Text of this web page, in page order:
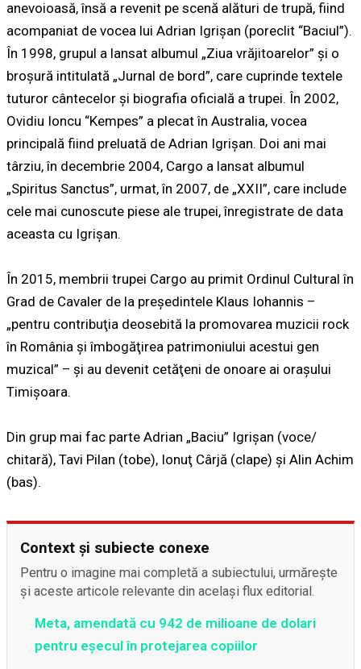
anevoioasă, însă a revenit pe scenă alături de trupă, fiind
acompaniat de vocea lui Adrian Igrişan (poreclit “Baciul”).
În 1998, grupul a lansat albumul „Ziua vrăjitoarelor” şi o
broşură intitulată „Jurnal de bord”, care cuprinde textele
tuturor cântecelor şi biografia oficială a trupei. În 2002,
Ovidiu Ioncu “Kempes” a plecat în Australia, vocea
principală fiind preluată de Adrian Igrişan. Doi ani mai
târziu, în decembrie 2004, Cargo a lansat albumul
„Spiritus Sanctus”, urmat, în 2007, de „XXII”, care include
cele mai cunoscute piese ale trupei, înregistrate de data
aceasta cu Igrişan.
În 2015, membrii trupei Cargo au primit Ordinul Cultural în
Grad de Cavaler de la preşedintele Klaus Iohannis –
„pentru contribuţia deosebită la promovarea muzicii rock
în România şi îmbogăţirea patrimoniului acestui gen
muzical” – şi au devenit cetăţeni de onoare ai oraşului
Timişoara.
Din grup mai fac parte Adrian „Baciu” Igrişan (voce/
chitară), Tavi Pilan (tobe), Ionuţ Cârjă (clape) şi Alin Achim
(bas).
Context și subiecte conexe
Pentru o imagine mai completă a subiectului, urmărește
și aceste articole relevante din același flux editorial.
Meta, amendată cu 942 de milioane de dolari
pentru eșecul în protejarea copiilor